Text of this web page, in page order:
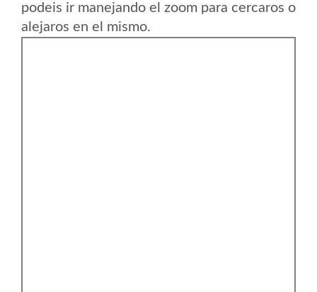
podeis ir manejando el zoom para cercaros o
alejaros en el mismo.